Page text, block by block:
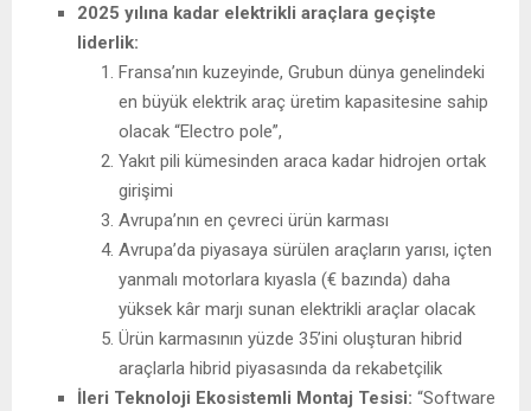
2025 yılına kadar elektrikli araçlara geçişte
liderlik:
Fransa’nın kuzeyinde, Grubun dünya genelindeki
en büyük elektrik araç üretim kapasitesine sahip
olacak “Electro pole”,
Yakıt pili kümesinden araca kadar hidrojen ortak
girişimi
Avrupa’nın en çevreci ürün karması
Avrupa’da piyasaya sürülen araçların yarısı, içten
yanmalı motorlara kıyasla (€ bazında) daha
yüksek kâr marjı sunan elektrikli araçlar olacak
Ürün karmasının yüzde 35’ini oluşturan hibrid
araçlarla hibrid piyasasında da rekabetçilik
İleri Teknoloji Ekosistemli Montaj Tesisi: “Software